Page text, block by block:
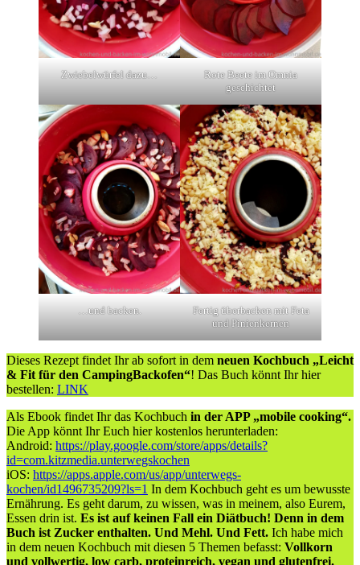
Zwiebelwürfel dazu…
Rote Beete im Omnia
geschichtet
…und backen.
Fertig überbacken mit Feta
und Pinienkernen
Dieses Rezept findet Ihr ab sofort in dem neuen Kochbuch „Leicht
& Fit für den CampingBackofen“! Das Buch könnt Ihr hier
bestellen: LINK
Als Ebook findet Ihr das Kochbuch in der APP „mobile cooking“.
Die App könnt Ihr Euch hier kostenlos herunterladen:
Android: https://play.google.com/store/apps/details?
id=com.kitzmedia.unterwegskochen
iOS: https://apps.apple.com/us/app/unterwegs-
kochen/id1496735209?ls=1 In dem Kochbuch geht es um bewusste
Ernährung. Es geht darum, zu wissen, was in meinem, also Eurem,
Essen drin ist. Es ist auf keinen Fall ein Diätbuch! Denn in dem
Buch ist Zucker enthalten. Und Mehl. Und Fett. Ich habe mich
in dem neuen Kochbuch mit diesen 5 Themen befasst: Vollkorn
und vollwertig, low carb, proteinreich, vegan und glutenfrei.